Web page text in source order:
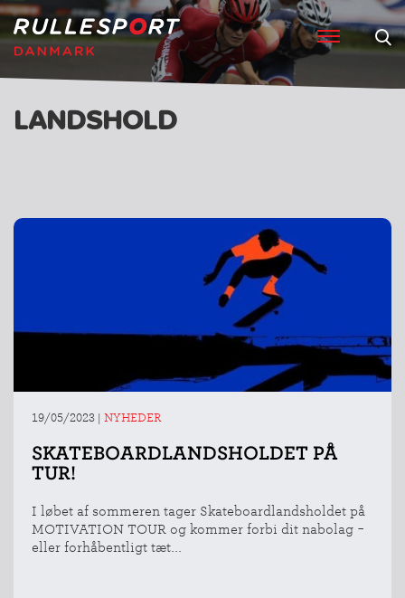
LANDSHOLD
19/05/2023 | NYHEDER
SKATEBOARDLANDSHOLDET PÅ
TUR!
I løbet af sommeren tager Skateboardlandsholdet på
MOTIVATION TOUR og kommer forbi dit nabolag -
eller forhåbentligt tæt...